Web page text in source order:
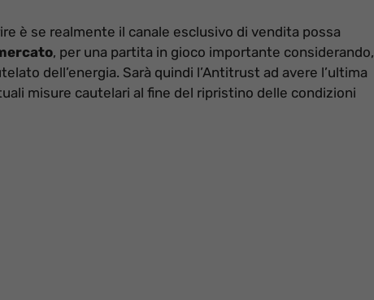
è se realmente il canale esclusivo di vendita possa
, per una partita in gioco importante considerando,
dell’energia. Sarà quindi l’Antitrust ad avere l’ultima
misure cautelari al fine del ripristino delle condizioni